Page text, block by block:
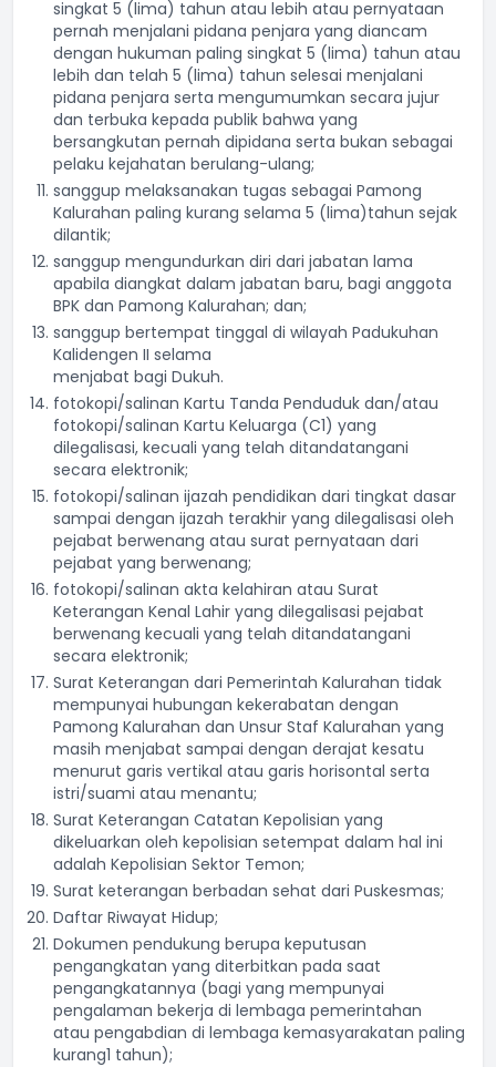
singkat 5 (lima) tahun atau lebih atau pernyataan
pernah menjalani pidana penjara yang diancam
dengan hukuman paling singkat 5 (lima) tahun atau
lebih dan telah 5 (lima) tahun selesai menjalani
pidana penjara serta mengumumkan secara jujur
dan terbuka kepada publik bahwa yang
bersangkutan pernah dipidana serta bukan sebagai
pelaku kejahatan berulang-ulang;
sanggup melaksanakan tugas sebagai Pamong
Kalurahan paling kurang selama 5 (lima)tahun sejak
dilantik;
sanggup mengundurkan diri dari jabatan lama
apabila diangkat dalam jabatan baru, bagi anggota
BPK dan Pamong Kalurahan; dan;
sanggup bertempat tinggal di wilayah Padukuhan
Kalidengen II selama
menjabat bagi Dukuh.
fotokopi/salinan Kartu Tanda Penduduk dan/atau
fotokopi/salinan Kartu Keluarga (C1) yang
dilegalisasi, kecuali yang telah ditandatangani
secara elektronik;
fotokopi/salinan ijazah pendidikan dari tingkat dasar
sampai dengan ijazah terakhir yang dilegalisasi oleh
pejabat berwenang atau surat pernyataan dari
pejabat yang berwenang;
fotokopi/salinan akta kelahiran atau Surat
Keterangan Kenal Lahir yang dilegalisasi pejabat
berwenang kecuali yang telah ditandatangani
secara elektronik;
Surat Keterangan dari Pemerintah Kalurahan tidak
mempunyai hubungan kekerabatan dengan
Pamong Kalurahan dan Unsur Staf Kalurahan yang
masih menjabat sampai dengan derajat kesatu
menurut garis vertikal atau garis horisontal serta
istri/suami atau menantu;
Surat Keterangan Catatan Kepolisian yang
dikeluarkan oleh kepolisian setempat dalam hal ini
adalah Kepolisian Sektor Temon;
Surat keterangan berbadan sehat dari Puskesmas;
Daftar Riwayat Hidup;
Dokumen pendukung berupa keputusan
pengangkatan yang diterbitkan pada saat
pengangkatannya (bagi yang mempunyai
pengalaman bekerja di lembaga pemerintahan
atau pengabdian di lembaga kemasyarakatan paling
kurang1 tahun);